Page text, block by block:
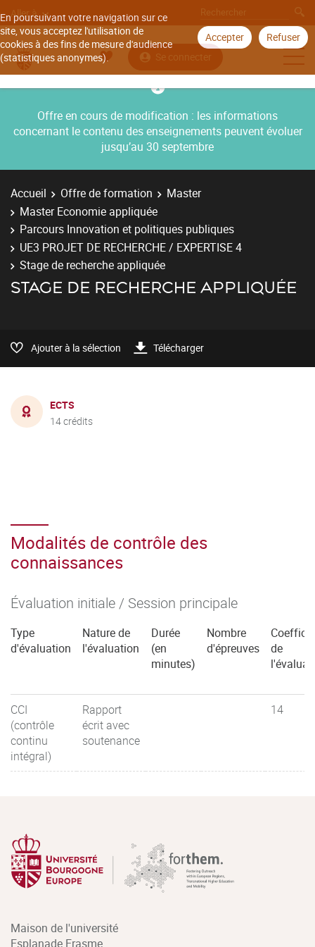
En poursuivant votre navigation sur ce
site, vous acceptez l'utilisation de
cookies à des fins de mesure d'audience
(statistiques anonymes).
Accepter Refuser
Aller à
Se connecter
Offre en cours de modification : les informations
concernant le contenu des enseignements peuvent évoluer
jusqu’au 30 septembre
Accueil Offre de formation
Master
Master Economie appliquée
Parcours Innovation et politiques publiques
UE3 PROJET DE RECHERCHE / EXPERTISE 4
Stage de recherche appliquée
STAGE DE RECHERCHE APPLIQUÉE
Ajouter à la sélection Télécharger
ECTS
14 crédits
Modalités de contrôle des
connaissances
Évaluation initiale / Session principale
Type
d'évaluation
Nature de
l'évaluation
Durée
(en
minutes)
Nombre
d'épreuves
de
CCI
(contrôle
continu
intégral)
Rapport
écrit avec
soutenance
14
Maison de l'université
Esplanade Erasme